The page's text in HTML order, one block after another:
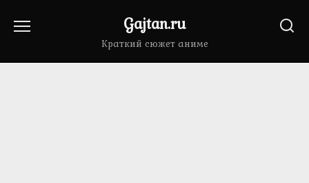
Gajtan.ru
Краткий сюжет аниме